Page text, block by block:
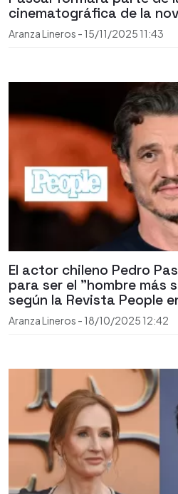
cinematográfica de la
Aranza Lineros - 15/11/2025 11:43
El actor chileno Pedro
para ser el "hombre más
según la Revista People
Aranza Lineros - 18/10/2025 12:42